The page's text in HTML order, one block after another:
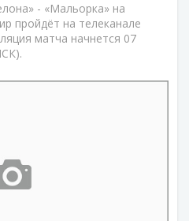
- «Мальорка» на
пройдёт на телеканале
матча начнется 07